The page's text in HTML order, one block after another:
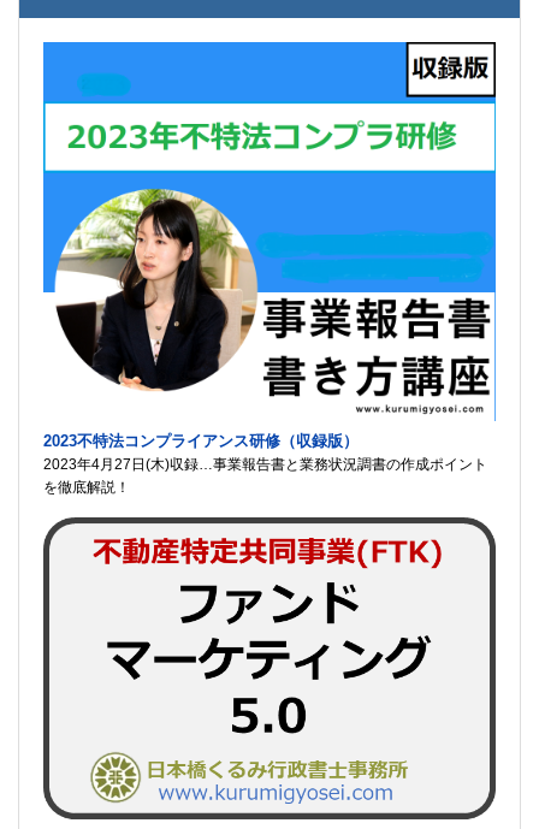
2023不特法コンプライアンス研修（収録版）
2023年4月27日(木)収録…事業報告書と業務状況調書の作成ポイント
を徹底解説！